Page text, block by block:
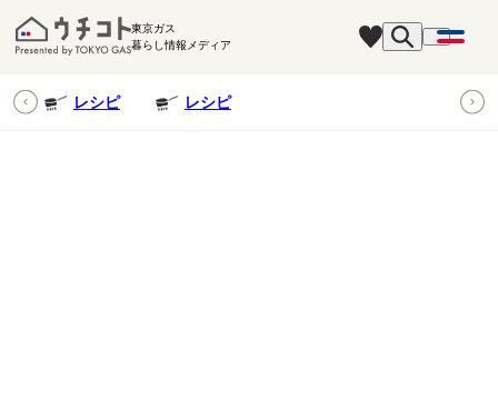
東京ガス
暮らし情報メディア
レシピ レシピ